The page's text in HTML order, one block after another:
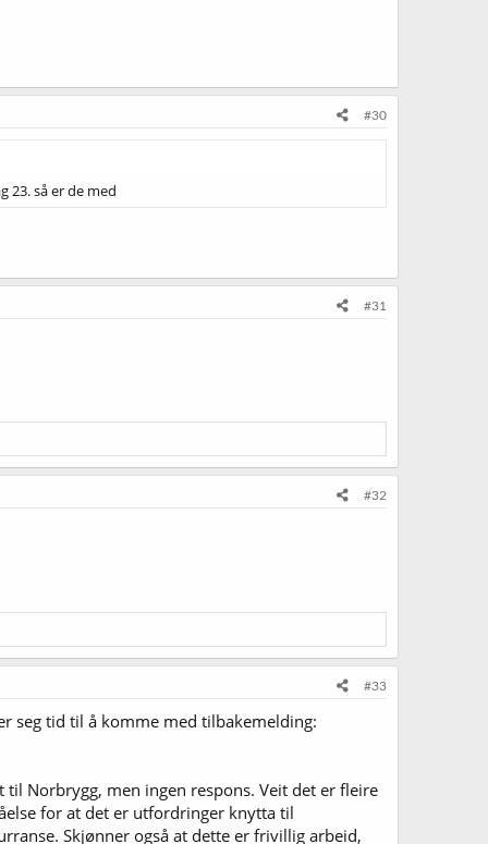
#30
23. så er de med
#31
#32
#33
seg tid til å komme med tilbakemelding:
Norbrygg, men ingen respons. Veit det er fleire
for at det er utfordringer knytta til
Skjønner også at dette er frivillig arbeid,